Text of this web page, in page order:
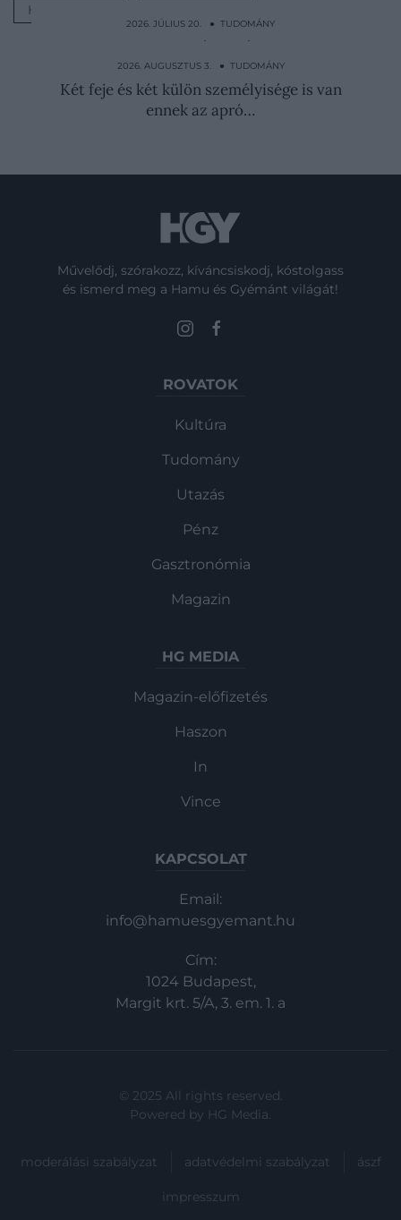
HEGYCSÚCS
2026. JÚLIUS 20. ● TUDOMÁNY
Mindenki a hűtő ajtajában tárolja, pedig ez
a lehető…
2026. AUGUSZTUS 3. ● TUDOMÁNY
Két feje és két külön személyisége is van
ennek az apró…
Művelődj, szórakozz, kíváncsiskodj, kóstolgass
és ismerd meg a Hamu és Gyémánt világát!
ROVATOK
Kultúra
Tudomány
Utazás
Pénz
Gasztronómia
Magazin
HG MEDIA
Magazin-előfizetés
Haszon
In
Vince
KAPCSOLAT
Email:
info@hamuesgyemant.hu
Cím:
1024 Budapest,
Margit krt. 5/A, 3. em. 1. a
© 2025 All rights reserved.
Powered by HG Media.
moderálási szabályzat adatvédelmi szabályzat ászf
impresszum